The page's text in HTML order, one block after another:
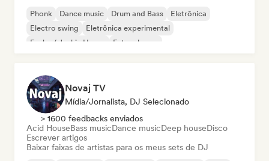
Phonk Dance music Drum and Bass
Eletrônica
Electro swing
Eletrônica experimental
Funky / Jackin House
Future house
Novaj TV
Mídia/Jornalista, DJ Selecionado
> 1600 feedbacks enviados
Acid HouseBass musicDance musicDeep houseDisco
Escrever artigos
Baixar faixas de artistas para os meus sets de DJ